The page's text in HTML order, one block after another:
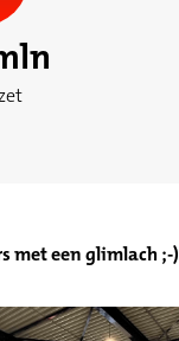
met een glimlach ;-)